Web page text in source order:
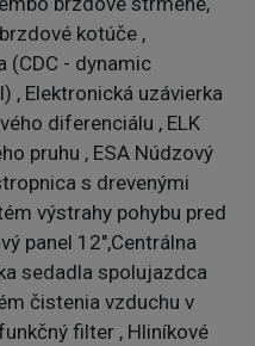
kotúče ,
(CDC - dynamic
, Elektronická uzávierka
diferenciálu , ELK
pruhu , ESA Núdzový
s drevenými
výstrahy pohybu pred
panel 12",Centrálna
sedadla spolujazdca
čistenia vzduchu v
filter , Hliníkové